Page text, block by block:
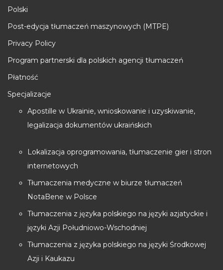
Polski
Post-edycja tłumaczeń maszynowych (MTPE)
Privacy Policy
Program partnerski dla polskich agencji tłumaczeń
Płatność
Specjalizacje
Apostille w Ukrainie, wnioskowanie i uzyskiwanie,
legalizacja dokumentów ukraińskich
Lokalizacja oprogramowania, tłumaczenie gier i stron
internetowych
Tłumaczenia medyczne w biurze tłumaczeń
NotaBene w Polsce
Tłumaczenia z języka polskiego na języki azjatyckie i
języki Azji Południowo-Wschodniej
Tłumaczenia z języka polskiego na języki Środkowej
Azji i Kaukazu